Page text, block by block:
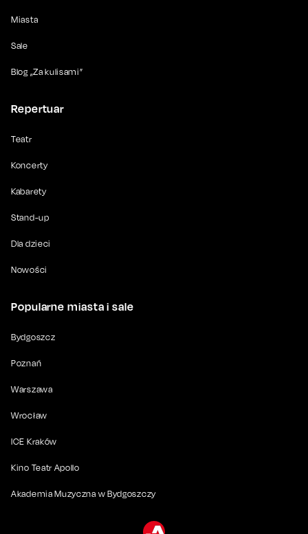
Miasta
Sale
Blog „Za kulisami”
Repertuar
Teatr
Koncerty
Kabarety
Stand-up
Dla dzieci
Nowości
Popularne miasta i sale
Bydgoszcz
Poznań
Warszawa
Wrocław
ICE Kraków
Kino Teatr Apollo
Akademia Muzyczna w Bydgoszczy